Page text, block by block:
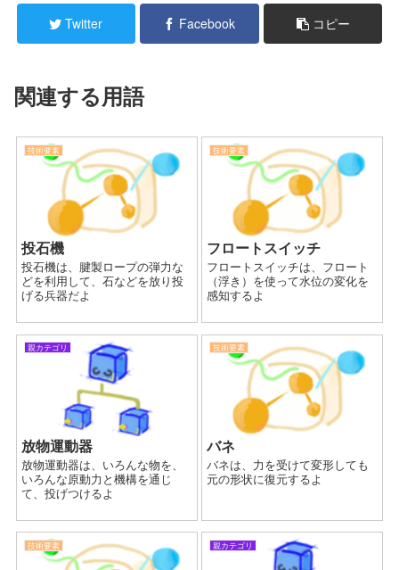
Twitter Facebook コピー
関連する用語
技術要素
投石機
投石機は、腱製ロープの弾力な
どを利用して、石などを放り投
げる兵器だよ
技術要素
フロートスイッチ
フロートスイッチは、フロート
（浮き）を使って水位の変化を
感知するよ
親カテゴリ
放物運動器
放物運動器は、いろんな物を、
いろんな原動力と機構を通じ
て、投げつけるよ
技術要素
バネ
バネは、力を受けて変形しても
元の形状に復元するよ
技術要素 親カテゴリ